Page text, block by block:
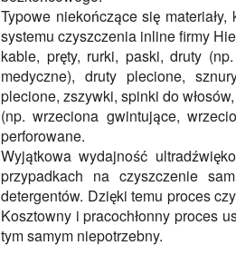
Typowe niekończące się
systemu czyszczenia inline firmy
kable, pręty, rurki, paski, druty
medyczne), druty plecione,
plecione, zszywki, spinki do
(np. wrzeciona gwintujące,
perforowane.
Wyjątkowa wydajność
przypadkach na czyszczenie
detergentów. Dzięki temu proces
Kosztowny i pracochłonny proces
tym samym niepotrzebny.